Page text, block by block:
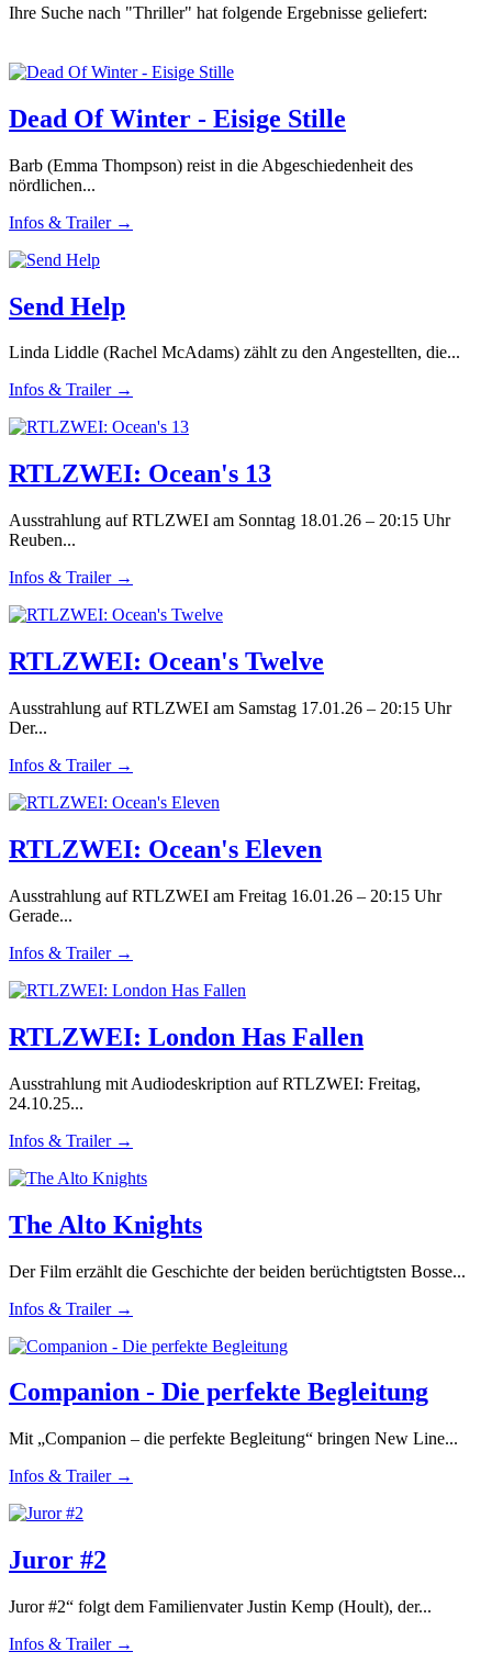
Ihre Suche nach "Thriller" hat folgende Ergebnisse geliefert:
Dead Of Winter - Eisige Stille
Barb (Emma Thompson) reist in die Abgeschiedenheit des
nördlichen...
Infos & Trailer →
Send Help
Linda Liddle (Rachel McAdams) zählt zu den Angestellten, die...
Infos & Trailer →
RTLZWEI: Ocean's 13
Ausstrahlung auf RTLZWEI am Sonntag 18.01.26 – 20:15 Uhr
Reuben...
Infos & Trailer →
RTLZWEI: Ocean's Twelve
Ausstrahlung auf RTLZWEI am Samstag 17.01.26 – 20:15 Uhr
Der...
Infos & Trailer →
RTLZWEI: Ocean's Eleven
Ausstrahlung auf RTLZWEI am Freitag 16.01.26 – 20:15 Uhr
Gerade...
Infos & Trailer →
RTLZWEI: London Has Fallen
Ausstrahlung mit Audiodeskription auf RTLZWEI: Freitag,
24.10.25...
Infos & Trailer →
The Alto Knights
Der Film erzählt die Geschichte der beiden berüchtigtsten Bosse...
Infos & Trailer →
Companion - Die perfekte Begleitung
Mit „Companion – die perfekte Begleitung“ bringen New Line...
Infos & Trailer →
Juror #2
Juror #2“ folgt dem Familienvater Justin Kemp (Hoult), der...
Infos & Trailer →